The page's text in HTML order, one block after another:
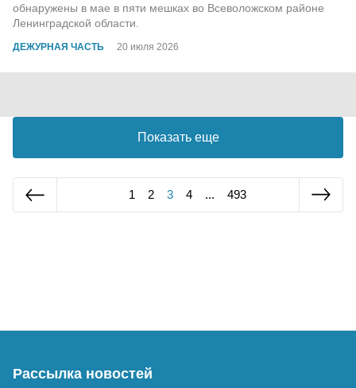
ДЕЖУРНАЯ ЧАСТЬ 20 июля 2026
обнаружены в мае в пяти мешках во Всеволожском районе
Ленинградской области.
Показать еще
1 2 3 4 ... 493
Рассылка новостей